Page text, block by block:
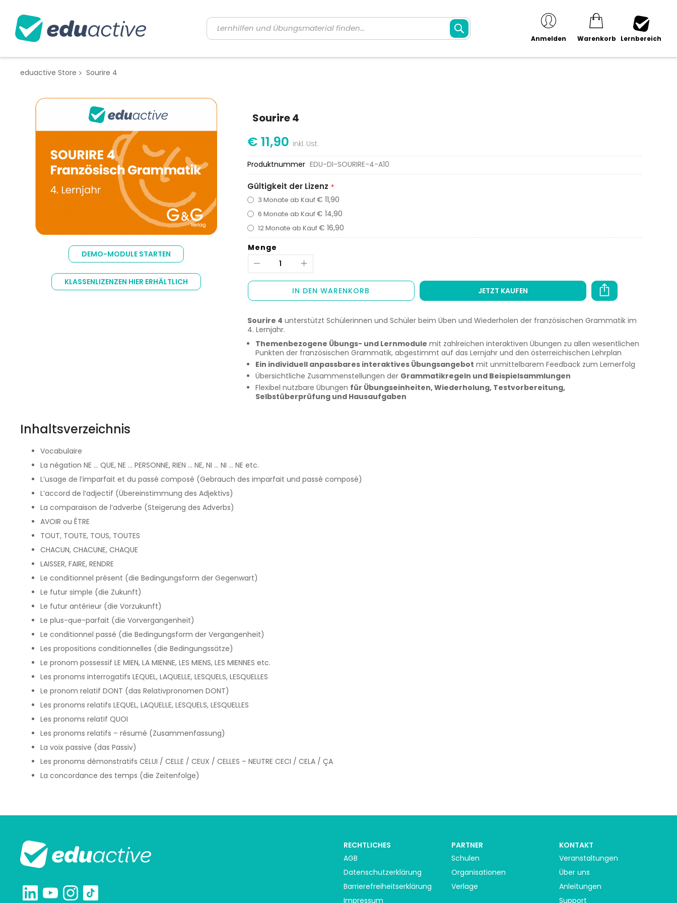
SUCHE
Anmelden Warenkorb Lernbereich
eduactive Store Sourire 4
Zum
Bildgalerie
springen
DEMO-MODULE STARTEN
KLASSENLIZENZEN HIER ERHÄLTLICH
Sourire 4
€ 11,90
Produktnummer EDU-DI-SOURIRE-4-A10
Gültigkeit der Lizenz
3 Monate ab Kauf€ 11,90
6 Monate ab Kauf€ 14,90
12 Monate ab Kauf€ 16,90
Menge
IN DEN WARENKORB JETZT KAUFEN
Sourire 4 unterstützt Schülerinnen und Schüler beim Üben und Wiederholen der französischen Grammatik im
4. Lernjahr.
Themenbezogene Übungs- und Lernmodule mit zahlreichen interaktiven Übungen zu allen wesentlichen
Punkten der französischen Grammatik, abgestimmt auf das Lernjahr und den österreichischen Lehrplan
Ein individuell anpassbares interaktives Übungsangebot mit unmittelbarem Feedback zum Lernerfolg
Übersichtliche Zusammenstellungen der Grammatikregeln und Beispielsammlungen
Flexibel nutzbare Übungen für Übungseinheiten, Wiederholung, Testvorbereitung,
Selbstüberprüfung und Hausaufgaben
Inhaltsverzeichnis
Vocabulaire
La négation NE ... QUE, NE ... PERSONNE, RIEN ... NE, NI ... NI ... NE etc.
L’usage de l’imparfait et du passé composé (Gebrauch des imparfait und passé composé)
L’accord de l’adjectif (Übereinstimmung des Adjektivs)
La comparaison de l’adverbe (Steigerung des Adverbs)
AVOIR ou ÊTRE
TOUT, TOUTE, TOUS, TOUTES
CHACUN, CHACUNE, CHAQUE
LAISSER, FAIRE, RENDRE
Le conditionnel présent (die Bedingungsform der Gegenwart)
Le futur simple (die Zukunft)
Le futur antérieur (die Vorzukunft)
Le plus-que-parfait (die Vorvergangenheit)
Le conditionnel passé (die Bedingungsform der Vergangenheit)
Les propositions conditionnelles (die Bedingungssätze)
Le pronom possessif LE MIEN, LA MIENNE, LES MIENS, LES MIENNES etc.
Les pronoms interrogatifs LEQUEL, LAQUELLE, LESQUELS, LESQUELLES
Le pronom relatif DONT (das Relativpronomen DONT)
Les pronoms relatifs LEQUEL, LAQUELLE, LESQUELS, LESQUELLES
Les pronoms relatif QUOI
Les pronoms relatifs – résumé (Zusammenfassung)
La voix passive (das Passiv)
Les pronoms démonstratifs CELUI / CELLE / CEUX / CELLES – NEUTRE CECI / CELA / ÇA
La concordance des temps (die Zeitenfolge)
RECHTLICHES
AGB
Datenschutzerklärung
Barrierefreiheitserklärung
Impressum
PARTNER
Schulen
Organisationen
Verlage
KONTAKT
Veranstaltungen
Über uns
Anleitungen
Support